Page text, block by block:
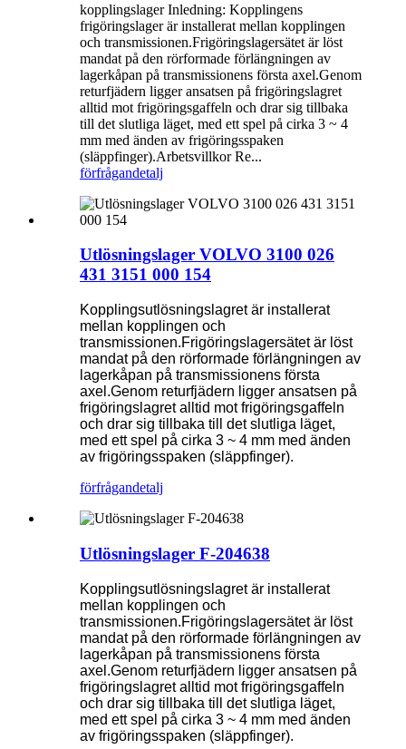
kopplingslager Inledning: Kopplingens
frigöringslager är installerat mellan kopplingen
och transmissionen.Frigöringslagersätet är löst
mandat på den rörformade förlängningen av
lagerkåpan på transmissionens första axel.Genom
returfjädern ligger ansatsen på frigöringslagret
alltid mot frigöringsgaffeln och drar sig tillbaka
till det slutliga läget, med ett spel på cirka 3 ~ 4
mm med änden av frigöringsspaken
(släppfinger).Arbetsvillkor Re...
förfrågandetalj
Utlösningslager VOLVO 3100 026
431 3151 000 154
Kopplingsutlösningslagret är installerat
mellan kopplingen och
transmissionen.Frigöringslagersätet är löst
mandat på den rörformade förlängningen av
lagerkåpan på transmissionens första
axel.Genom returfjädern ligger ansatsen på
frigöringslagret alltid mot frigöringsgaffeln
och drar sig tillbaka till det slutliga läget,
med ett spel på cirka 3 ~ 4 mm med änden
av frigöringsspaken (släppfinger).
förfrågandetalj
Utlösningslager F-204638
Kopplingsutlösningslagret är installerat
mellan kopplingen och
transmissionen.Frigöringslagersätet är löst
mandat på den rörformade förlängningen av
lagerkåpan på transmissionens första
axel.Genom returfjädern ligger ansatsen på
frigöringslagret alltid mot frigöringsgaffeln
och drar sig tillbaka till det slutliga läget,
med ett spel på cirka 3 ~ 4 mm med änden
av frigöringsspaken (släppfinger).